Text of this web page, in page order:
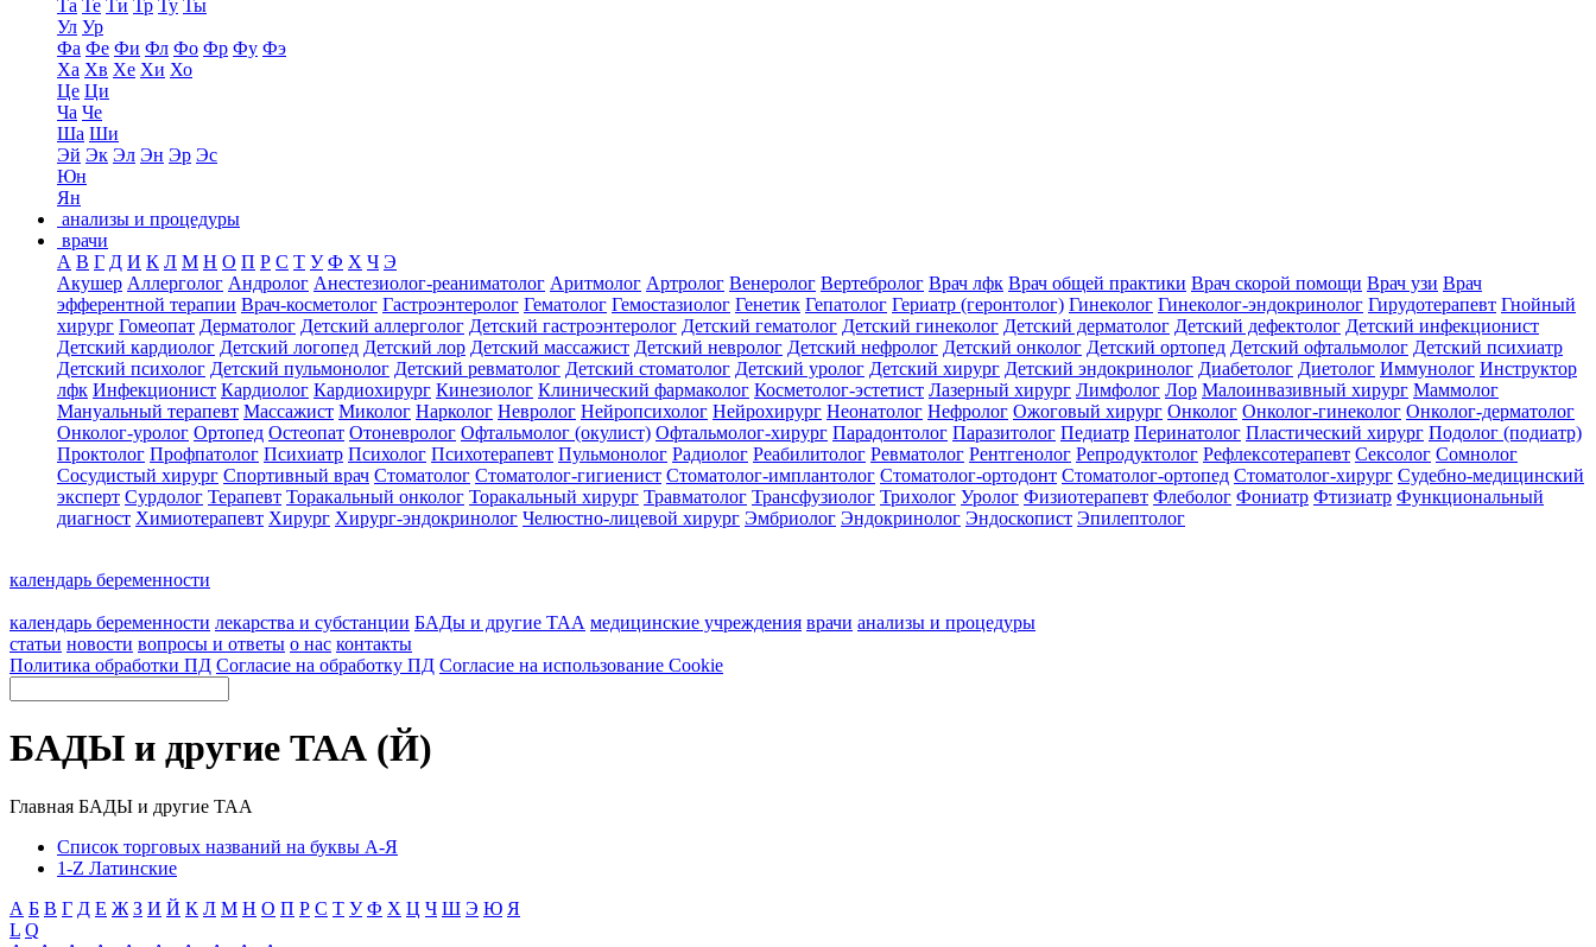
Та Те Ти Тр Ту Ты
Ул Ур
Фа Фе Фи Фл Фо Фр Фу Фэ
Ха Хв Хе Хи Хо
Це Ци
Ча Че
Ша Ши
Эй Эк Эл Эн Эр Эс
Юн
Ян
анализы и процедуры
врачи
А В Г Д И К Л М Н О П Р С Т У Ф Х Ч Э
Акушер Аллерголог Андролог Анестезиолог-реаниматолог Аритмолог Артролог Венеролог Вертебролог Врач лфк Врач общей практики Врач скорой помощи Врач узи Врач
эфферентной терапии Врач-косметолог Гастроэнтеролог Гематолог Гемостазиолог Генетик Гепатолог Гериатр (геронтолог) Гинеколог Гинеколог-эндокринолог Гирудотерапевт Гнойный
хирург Гомеопат Дерматолог Детский аллерголог Детский гастроэнтеролог Детский гематолог Детский гинеколог Детский дерматолог Детский дефектолог Детский инфекционист
Детский кардиолог Детский логопед Детский лор Детский массажист Детский невролог Детский нефролог Детский онколог Детский ортопед Детский офтальмолог Детский психиатр
Детский психолог Детский пульмонолог Детский ревматолог Детский стоматолог Детский уролог Детский хирург Детский эндокринолог Диабетолог Диетолог Иммунолог Инструктор
лфк Инфекционист Кардиолог Кардиохирург Кинезиолог Клинический фармаколог Косметолог-эстетист Лазерный хирург Лимфолог Лор Малоинвазивный хирург Маммолог
Мануальный терапевт Массажист Миколог Нарколог Невролог Нейропсихолог Нейрохирург Неонатолог Нефролог Ожоговый хирург Онколог Онколог-гинеколог Онколог-дерматолог
Онколог-уролог Ортопед Остеопат Отоневролог Офтальмолог (окулист) Офтальмолог-хирург Парадонтолог Паразитолог Педиатр Перинатолог Пластический хирург Подолог (подиатр)
Проктолог Профпатолог Психиатр Психолог Психотерапевт Пульмонолог Радиолог Реабилитолог Ревматолог Рентгенолог Репродуктолог Рефлексотерапевт Сексолог Сомнолог
Сосудистый хирург Спортивный врач Стоматолог Стоматолог-гигиенист Стоматолог-имплантолог Стоматолог-ортодонт Стоматолог-ортопед Стоматолог-хирург Судебно-медицинский
эксперт Сурдолог Терапевт Торакальный онколог Торакальный хирург Травматолог Трансфузиолог Трихолог Уролог Физиотерапевт Флеболог Фониатр Фтизиатр Функциональный
диагност Химиотерапевт Хирург Хирург-эндокринолог Челюстно-лицевой хирург Эмбриолог Эндокринолог Эндоскопист Эпилептолог
календарь беременности
календарь беременности лекарства и субстанции БАДы и другие ТАА медицинские учреждения врачи анализы и процедуры
статьи новости вопросы и ответы о нас контакты
Политика обработки ПД Согласие на обработку ПД Согласие на использование Cookie
БАДЫ и другие ТАА (Й)
Главная БАДЫ и другие ТАА
Список торговых названий на буквы А-Я
1-Z Латинские
А Б В Г Д Е Ж З И Й К Л М Н О П Р С Т У Ф Х Ц Ч Ш Э Ю Я
L Q